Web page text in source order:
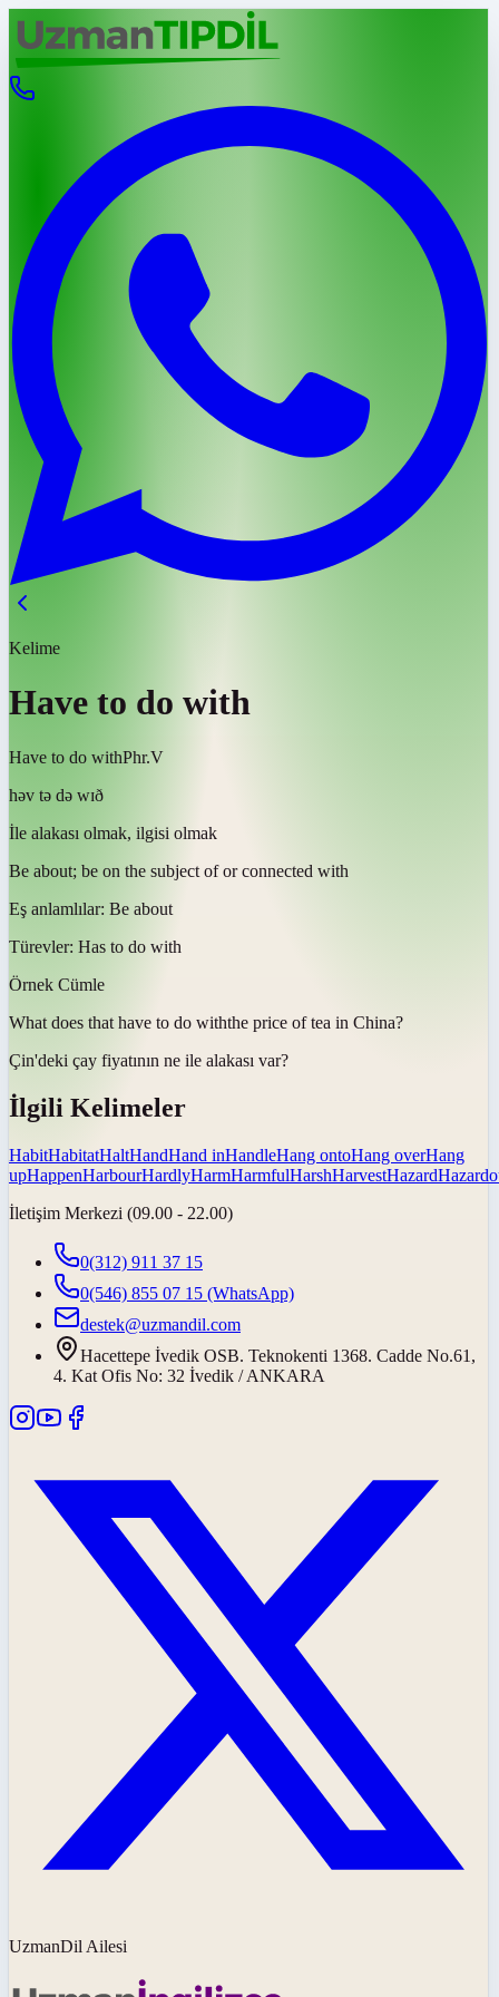
Kelime
Have to do with
Have to do withPhr.V
həv tə də wɪð
İle alakası olmak, ilgisi olmak
Be about; be on the subject of or connected with
Eş anlamlılar: Be about
Türevler: Has to do with
Örnek Cümle
What does that have to do withthe price of tea in China?
Çin'deki çay fiyatının ne ile alakası var?
İlgili Kelimeler
HabitHabitatHaltHandHand inHandleHang ontoHang overHang
upHappenHarbourHardlyHarmHarmfulHarshHarvestHazard
İletişim Merkezi (09.00 - 22.00)
0(312) 911 37 15
0(546) 855 07 15 (WhatsApp)
destek@uzmandil.com
Hacettepe İvedik OSB. Teknokenti 1368. Cadde No.61,
4. Kat Ofis No: 32 İvedik / ANKARA
UzmanDil Ailesi